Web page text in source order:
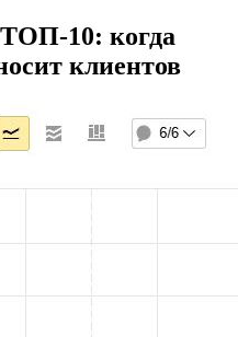
ТОП-10: когда
клиентов